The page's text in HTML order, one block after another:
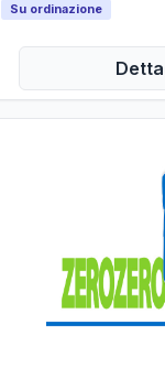
Su ordinazione